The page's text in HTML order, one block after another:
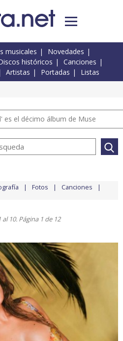
musicales
Novedades
históricos
Canciones
Artistas Portadas Listas
es el décimo álbum de Muse
Fotos Canciones
10. Página 1 de 12